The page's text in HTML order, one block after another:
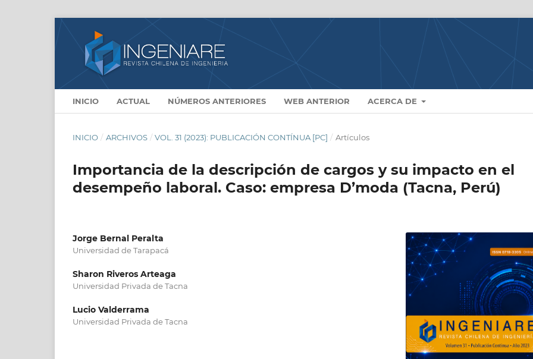
INICIO ACTUAL NÚMEROS ANTERIORES WEB ANTERIOR ACERCA DE
INICIO / ARCHIVOS / VOL. 31 (2023): PUBLICACIÓN CONTÍNUA [PC] / Artículos
Importancia de la descripción de cargos y su impacto en el
desempeño laboral. Caso: empresa D’moda (Tacna, Perú)
Jorge Bernal Peralta
Universidad de Tarapacá
Sharon Riveros Arteaga
Universidad Privada de Tacna
Lucio Valderrama
Universidad Privada de Tacna